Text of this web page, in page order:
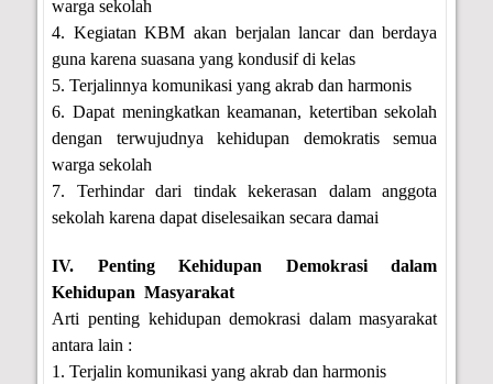
warga sekolah
4. Kegiatan KBM akan berjalan lancar dan berdaya
guna karena suasana yang kondusif di kelas
5. Terjalinnya komunikasi yang akrab dan harmonis
6. Dapat meningkatkan keamanan, ketertiban sekolah
dengan terwujudnya kehidupan demokratis semua
warga sekolah
7. Terhindar dari tindak kekerasan dalam anggota
sekolah karena dapat diselesaikan secara damai
IV. Penting Kehidupan Demokrasi dalam
Kehidupan Masyarakat
Arti penting kehidupan demokrasi dalam masyarakat
antara lain :
1. Terjalin komunikasi yang akrab dan harmonis